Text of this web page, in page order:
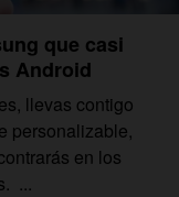
que casi
Android
llevas contigo
personalizable,
en los
...